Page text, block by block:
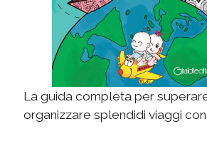
La guida completa per
organizzare splendidi viaggi con